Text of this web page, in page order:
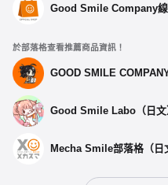
Good Smile Company線
於部落格查看推薦商品資訊！
GOOD SMILE
Good Smile Labo（日文
Mecha Smile部落格（日